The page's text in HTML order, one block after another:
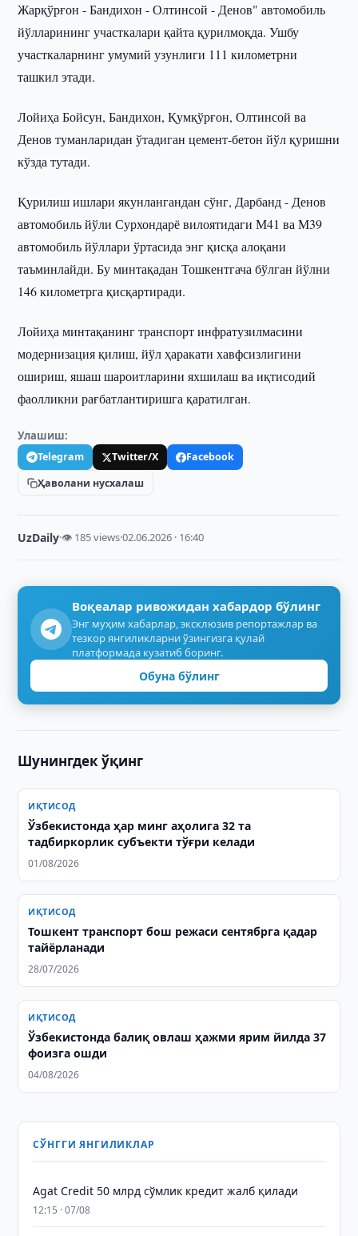
Жарқўрғон - Бандихон - Олтинсой - Денов" автомобиль
йўлларининг участкалари қайта қурилмоқда. Ушбу
участкаларнинг умумий узунлиги 111 километрни
ташкил этади.
Лойиҳа Бойсун, Бандихон, Қумқўрғон, Олтинсой ва
Денов туманларидан ўтадиган цемент-бетон йўл қуришни
кўзда тутади.
Қурилиш ишлари якунлангандан сўнг, Дарбанд - Денов
автомобиль йўли Сурхондарё вилоятидаги М41 ва М39
автомобиль йўллари ўртасида энг қисқа алоқани
таъминлайди. Бу минтақадан Тошкентгача бўлган йўлни
146 километрга қисқартиради.
Лойиҳа минтақанинг транспорт инфратузилмасини
модернизация қилиш, йўл ҳаракати хавфсизлигини
ошириш, яшаш шароитларини яхшилаш ва иқтисодий
фаолликни рағбатлантиришга қаратилган.
Улашиш:
Telegram Twitter/X
Facebook
Ҳаволани нусхалаш
UzDaily·👁 185 views·02.06.2026 · 16:40
Воқеалар ривожидан хабардор бўлинг
Энг муҳим хабарлар, эксклюзив репортажлар ва
тезкор янгиликларни ўзингизга қулай
платформада кузатиб боринг.
Обуна бўлинг
Шунингдек ўқинг
ИҚТИСОД
Ўзбекистонда ҳар минг аҳолига 32 та
тадбиркорлик субъекти тўғри келади
01/08/2026
ИҚТИСОД
Тошкент транспорт бош режаси сентябрга қадар
тайёрланади
28/07/2026
ИҚТИСОД
Ўзбекистонда балиқ овлаш ҳажми ярим йилда 37
фоизга ошди
04/08/2026
СЎНГГИ ЯНГИЛИКЛАР
Agat Credit 50 млрд сўмлик кредит жалб қилади
12:15 · 07/08